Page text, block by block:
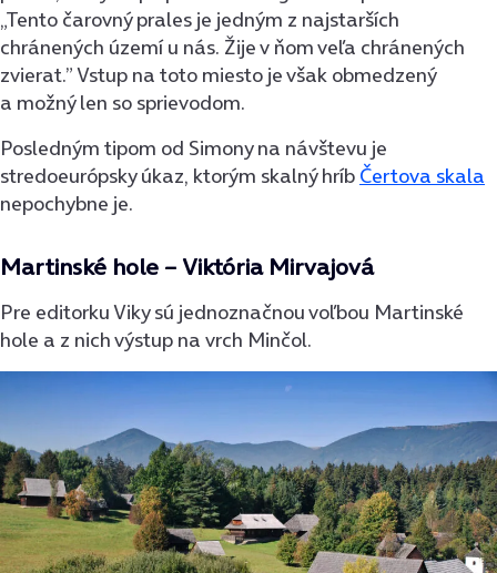
„Tento čarovný prales je jedným z najstarších
chránených území u nás. Žije v ňom veľa chránených
zvierat.” Vstup na toto miesto je však obmedzený
a možný len so sprievodom.
Posledným tipom od Simony na návštevu je
stredoeurópsky úkaz, ktorým skalný hríb Čertova skala
nepochybne je.
Martinské hole – Viktória Mirvajová
Pre editorku Viky sú jednoznačnou voľbou Martinské
hole a z nich výstup na vrch Minčol.